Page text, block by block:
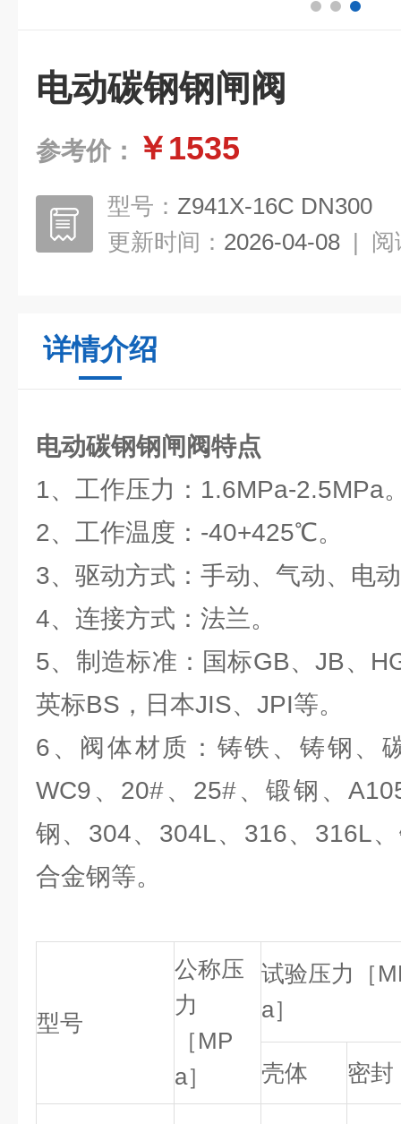
电动碳钢钢闸阀
参考价： ￥1535
型号： Z941X-16C DN300
更新时间： 2026-04-08 | 阅
详情介绍
电动碳钢钢闸阀特点
1、工作压力：1.6MPa-2.5MPa
2、工作温度：-40+425℃。
3、驱动方式：手动、气动、电
4、连接方式：法兰。
5、制造标准：国标GB、JB、
英标BS，日本JIS、JPI等。
6、阀体材质：铸铁、铸钢、
WC9、20#、25#、锻钢、
钢、304、304L、316、316L
合金钢等。
型号
公称压
力
［MP
a］
试验压力［
a］
壳体 密封